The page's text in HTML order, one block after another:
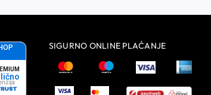
SIGURNO ONLINE PLAĆANJE